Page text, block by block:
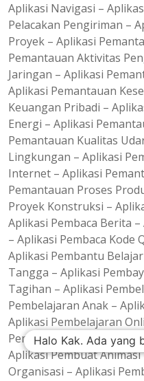
Aplikasi Navigasi –
Pelacakan Pengiriman –
Proyek – Aplikasi
Pemantauan Aktivitas
Jaringan – Aplikasi
Aplikasi Pemantauan
Keuangan Pribadi –
Energi – Aplikasi
Pemantauan Kualitas
Lingkungan – Aplikasi
Internet – Aplikasi
Pemantauan Proses
Proyek Konstruksi –
Aplikasi Pembaca Berita
– Aplikasi Pembaca Kode
Aplikasi Pembantu
Tangga – Aplikasi
Tagihan – Aplikasi
Pembelajaran Anak –
Aplikasi Pembelajaran
Pembelajaran – Aplikasi
Aplikasi Pembuat
Organisasi – Aplikasi
Halo Kak. Ada yang